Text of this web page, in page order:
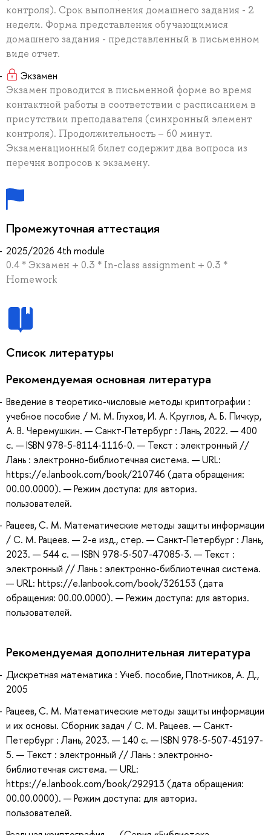
контроля). Срок выполнения домашнего задания - 2
недели. Форма представления обучающимися
домашнего задания - представленный в письменном
виде отчет.
Экзамен
Экзамен проводится в письменной форме во время
контактной работы в соответствии с расписанием в
присутствии преподавателя (синхронный элемент
контроля). Продолжительность – 60 минут.
Экзаменационный билет содержит два вопроса из
перечня вопросов к экзамену.
Промежуточная аттестация
2025/2026 4th module
0.4 * Экзамен + 0.3 * In-class assignment + 0.3 *
Homework
Список литературы
Рекомендуемая основная литература
Введение в теоретико-числовые методы криптографии :
учебное пособие / М. М. Глухов, И. А. Круглов, А. Б. Пичкур,
А. В. Черемушкин. — Санкт-Петербург : Лань, 2022. — 400
с. — ISBN 978-5-8114-1116-0. — Текст : электронный //
Лань : электронно-библиотечная система. — URL:
https://e.lanbook.com/book/210746 (дата обращения:
00.00.0000). — Режим доступа: для авториз.
пользователей.
Рацеев, С. М. Математические методы защиты информации
/ С. М. Рацеев. — 2-е изд., стер. — Санкт-Петербург : Лань,
2023. — 544 с. — ISBN 978-5-507-47085-3. — Текст :
электронный // Лань : электронно-библиотечная система.
— URL: https://e.lanbook.com/book/326153 (дата
обращения: 00.00.0000). — Режим доступа: для авториз.
пользователей.
Рекомендуемая дополнительная литература
Дискретная математика : Учеб. пособие, Плотников, А. Д.,
2005
Рацеев, С. М. Математические методы защиты информации
и их основы. Сборник задач / С. М. Рацеев. — Санкт-
Петербург : Лань, 2023. — 140 с. — ISBN 978-5-507-45197-
5. — Текст : электронный // Лань : электронно-
библиотечная система. — URL:
https://e.lanbook.com/book/292913 (дата обращения:
00.00.0000). — Режим доступа: для авториз.
пользователей.